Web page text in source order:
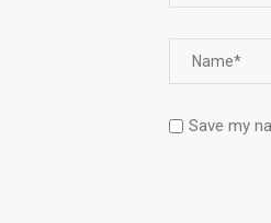
Save my